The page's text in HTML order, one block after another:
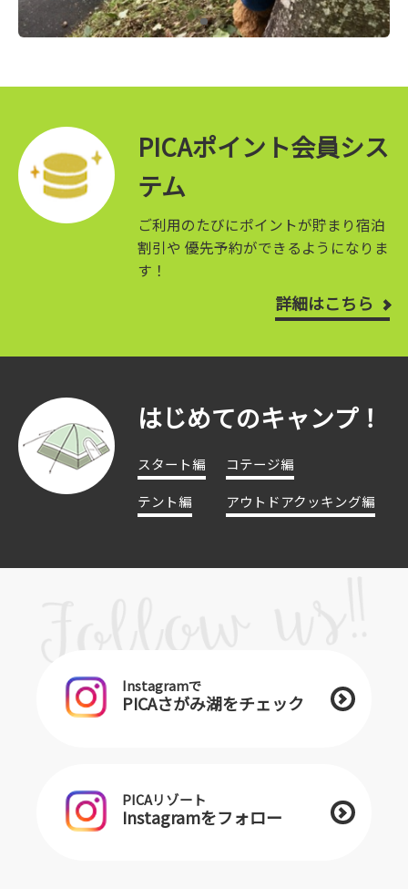
PICAポイント会員シス
テム
ご利用のたびにポイントが貯まり宿泊
割引や 優先予約ができるようになりま
す！
詳細はこちら
はじめてのキャンプ！
スタート編
コテージ編
テント編
アウトドアクッキング編
Instagramで
PICAさがみ湖をチェック
PICAリゾート
Instagramをフォロー